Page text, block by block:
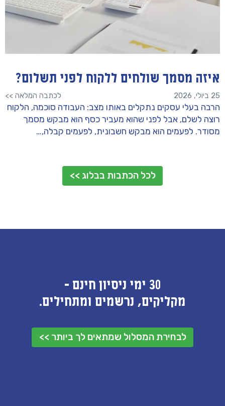
איזה מסמך שולחים ללקוח לפני תשלום?
25 ביולי, 2026 לכתבה המלאה >>
הרבה בעלי עסקים נתקלים באותו מצב: העבודה סוכמה, הלקוח
רוצה לשלם, אבל לפני שהוא מעביר כסף הוא מבקש מסמך
מסודר. לפעמים הוא מבקש חשבונית, לפעמים קבלה,…
לכל הכתבות בבלוג >>
30 ימי ניסיון חינם -
מקליקים, נרשמים ומתחילים.
לבחירת המסלול שמתאים לך ביותר >>